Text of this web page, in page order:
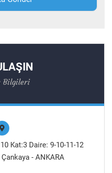
Bilgileri
Kat:3 Daire: 9-10-11-12
Çankaya - ANKARA